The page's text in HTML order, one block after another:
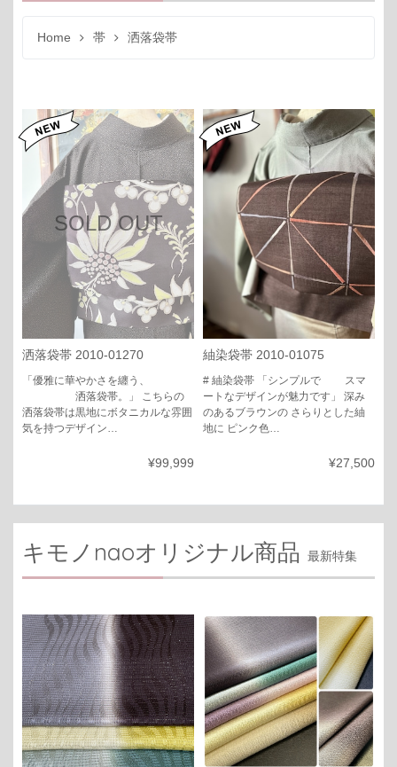
Home 帯 洒落袋帯
SOLD OUT
洒落袋帯 2010-01270
「優雅に華やかさを纏う、
洒落袋帯。」 こちらの
洒落袋帯は黒地にボタニカルな雰囲
気を持つデザイン…
¥99,999
紬染袋帯 2010-01075
# 紬染袋帯 「シンプルで スマ
ートなデザインが魅力です」 深み
のあるブラウンの さらりとした紬
地に ピンク色…
¥27,500
キモノnaoオリジナル商品 最新特集